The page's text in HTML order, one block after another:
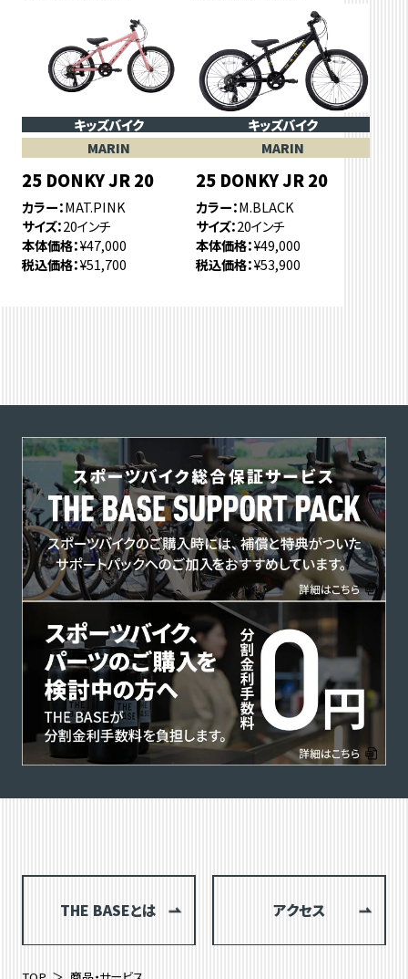
キッズバイク
MARIN
25 DONKY JR 20
カラー MAT.PINK
サイズ 20インチ
本体価格 ¥47,000
税込価格 ¥51,700
キッズバイク
MARIN
25 DONKY JR 20
カラー M.BLACK
サイズ 20インチ
本体価格 ¥49,000
税込価格 ¥53,900
THE BASEとは アクセス